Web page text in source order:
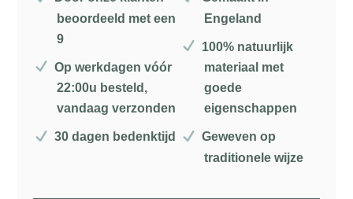
beoordeeld met een
9
Op werkdagen vóór
22:00u besteld,
vandaag verzonden
30 dagen bedenktijd
Engeland
100% natuurlijk
materiaal met
goede
eigenschappen
Geweven op
traditionele wijze